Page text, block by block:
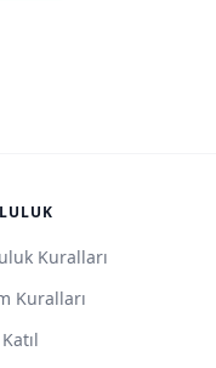
Kuralları
Kuralları